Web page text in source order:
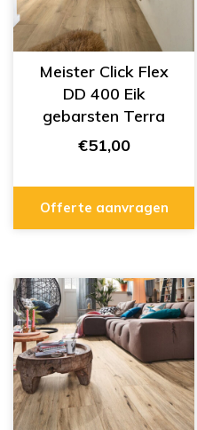
Meister Click Flex
DD 400 Eik
gebarsten Terra
6439
€51,00
Offerte aanvragen